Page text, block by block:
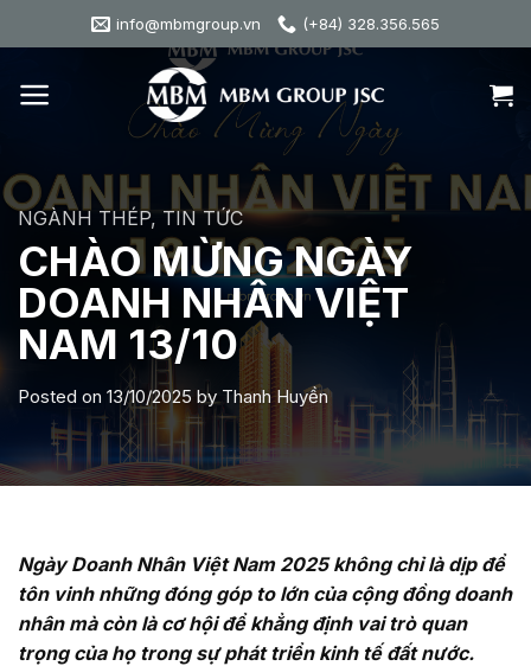
to
info@mbmgroup.vn (+84) 328.356.565
NGÀNH THÉP, TIN TỨC
CHÀO MỪNG NGÀY
DOANH NHÂN VIỆT
NAM 13/10
Posted on 13/10/2025 by Thanh Huyền
Ngày Doanh Nhân Việt Nam 2025 không chỉ là dịp để
tôn vinh những đóng góp to lớn của cộng đồng doanh
nhân mà còn là cơ hội để khẳng định vai trò quan
trọng của họ trong sự phát triển kinh tế đất nước.